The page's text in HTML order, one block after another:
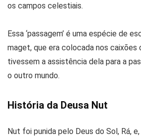
os campos celestiais.
Essa ‘passagem’ é uma espécie de
maget, que era colocada nos caixões
tivessem a assistência dela para a
o outro mundo.
História da Deusa Nut
Nut foi punida pelo Deus do Sol, Rá,